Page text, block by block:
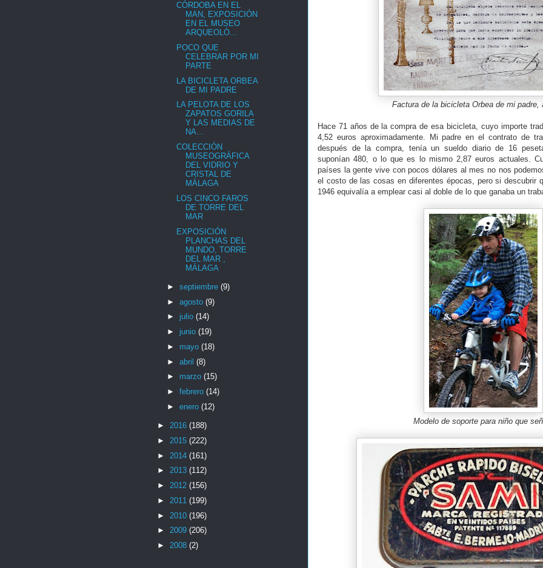
Factura de la bicicleta Orbea de mi padre,
Hace 71 años de la compra de esa bicicleta, cuyo importe
4,52 euros aproximadamente. Mi padre en el contrato de
después de la compra, tenía un sueldo diario de 16
suponían 480, o lo que es lo mismo 2,87 euros actuales.
países la gente vive con pocos dólares al mes no nos
el costo de las cosas en diferentes épocas, pero si descubrir
1946 equivalía a emplear casi al doble de lo que ganaba un
Modelo de soporte para niño que
CÓRDOBA EN EL
MAN, EXPOSICIÓN
EN EL MUSEO
ARQUEOLÓ...
POCO QUE
CELEBRAR POR MI
PARTE
LA BICICLETA ORBEA
DE MI PADRE
LA PELOTA DE LOS
ZAPATOS GORILA
Y LAS MEDIAS DE
NA...
COLECCIÓN
MUSEOGRÁFICA
DEL VIDRIO Y
CRISTAL DE
MÁLAGA
LOS CINCO FAROS
DE TORRE DEL
MAR
EXPOSICIÓN
PLANCHAS DEL
MUNDO, TORRE
DEL MAR ,
MÁLAGA
► septiembre (9)
► agosto (9)
► julio (14)
► junio (19)
► mayo (18)
► abril (8)
► marzo (15)
► febrero (14)
► enero (12)
► 2016 (188)
► 2015 (222)
► 2014 (161)
► 2013 (112)
► 2012 (156)
► 2011 (199)
► 2010 (196)
► 2009 (206)
► 2008 (2)